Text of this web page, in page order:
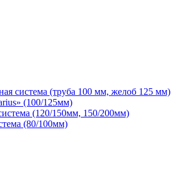
система (труба 100 мм, желоб 125 мм)
(100/125мм)
(120/150мм, 150/200мм)
(80/100мм)